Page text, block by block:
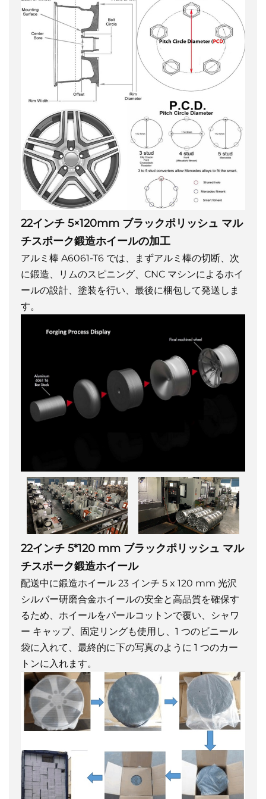
22インチ 5×120mm ブラックポリッシュ マル
チスポーク鍛造ホイールの加工
アルミ棒 A6061-T6 では、まずアルミ棒の切断、次
に鍛造、リムのスピニング、CNC マシンによるホイ
ールの設計、塗装を行い、最後に梱包して発送しま
す。
22インチ 5*120 mm ブラックポリッシュ マル
チスポーク鍛造ホイール
配送中に鍛造ホイール 23 インチ 5 x 120 mm 光沢
シルバー研磨合金ホイールの安全と高品質を確保す
るため、ホイールをパールコットンで覆い、シャワ
ー キャップ、固定リングも使用し、1 つのビニール
袋に入れて、最終的に下の写真のように 1 つのカー
トンに入れます。